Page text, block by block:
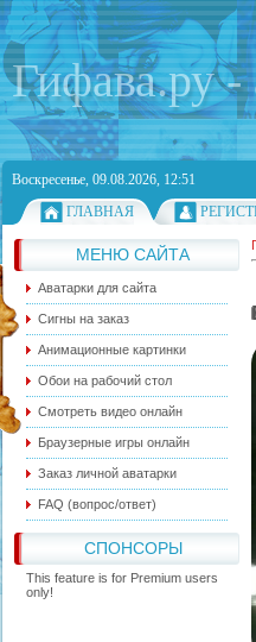
Гифава.ру -
Воскресенье, 09.08.2026, 12:51
ГЛАВНАЯ
МЕНЮ САЙТА
Аватарки для сайта
Сигны на заказ
Анимационные картинки
Обои на рабочий стол
Смотреть видео онлайн
Браузерные игры онлайн
Заказ личной аватарки
FAQ (вопрос/ответ)
СПОНСОРЫ
This feature is for Premium users
only!